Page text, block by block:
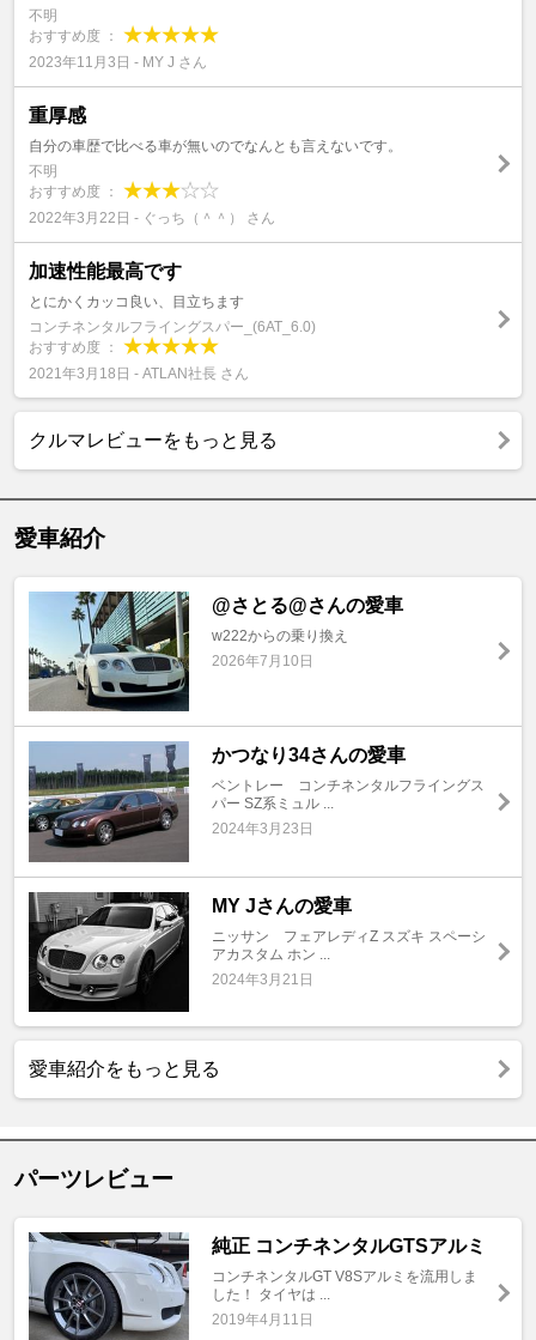
不明
おすすめ度 ：
2023年11月3日 - MY J さん
重厚感
自分の車歴で比べる車が無いのでなんとも言えないです。
不明
おすすめ度 ：
2022年3月22日 - ぐっち（＾＾） さん
加速性能最高です
とにかくカッコ良い、目立ちます
コンチネンタルフライングスパー_(6AT_6.0)
おすすめ度 ：
2021年3月18日 - ATLAN社長 さん
クルマレビューをもっと見る
愛車紹介
@さとる@さんの愛車
w222からの乗り換え
2026年7月10日
かつなり34さんの愛車
ベントレー コンチネンタルフライングス
パー SZ系ミュル ...
2024年3月23日
MY Jさんの愛車
ニッサン フェアレディZ スズキ スペーシ
アカスタム ホン ...
2024年3月21日
愛車紹介をもっと見る
パーツレビュー
純正 コンチネンタルGTSアルミ
コンチネンタルGT V8Sアルミを流用しま
した！ タイヤは ...
2019年4月11日